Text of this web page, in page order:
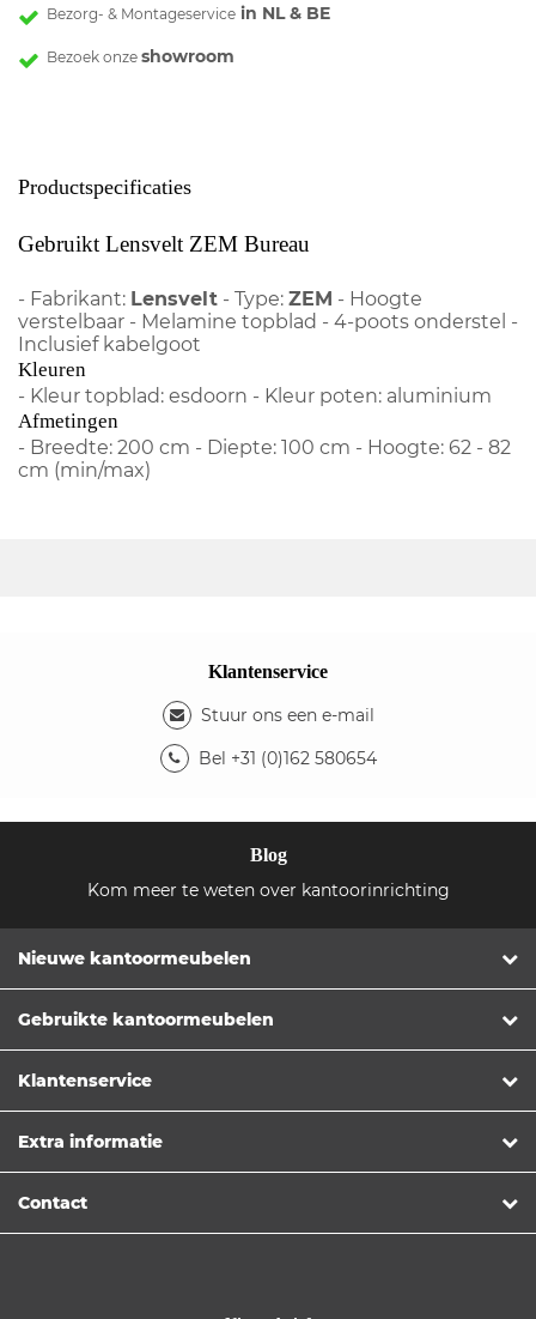
Bezorg- & Montageservice in NL & BE
Bezoek onze showroom
Productspecificaties
Gebruikt Lensvelt ZEM Bureau
- Fabrikant: Lensvelt - Type: ZEM - Hoogte
verstelbaar - Melamine topblad - 4-poots onderstel -
Inclusief kabelgoot
Kleuren
- Kleur topblad: esdoorn - Kleur poten: aluminium
Afmetingen
- Breedte: 200 cm - Diepte: 100 cm - Hoogte: 62 - 82
cm (min/max)
Klantenservice
Stuur ons een e-mail
Bel +31 (0)162 580654
Blog
Kom meer te weten over kantoorinrichting
Nieuwe kantoormeubelen
Gebruikte kantoormeubelen
Klantenservice
Extra informatie
Contact